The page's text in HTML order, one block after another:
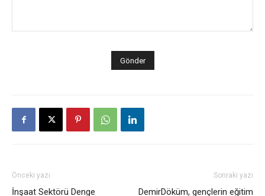
Önceki yazı
İnşaat Sektörü Denge
Sonraki yazı
DemirDöküm, gençlerin eğitim